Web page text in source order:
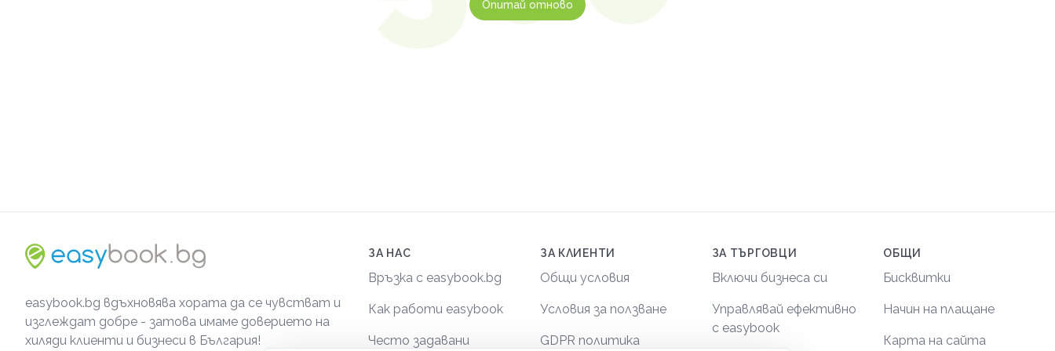
Опитай отново
easybook.bg вдъхновява хората да се чувстват и
изглеждат добре - затова имаме доверието на
хиляди клиенти и бизнеси в България!
ЗА НАС
Връзка с easybook.bg
Как работи easybook
Често задавани
ЗА КЛИЕНТИ
Общи условия
Условия за ползване
GDPR политика
ЗА ТЪРГОВЦИ
Включи бизнеса си
Управлявай ефективно
с easybook
ОБЩИ
Бисквитки
Начин на плащане
Карта на сайта